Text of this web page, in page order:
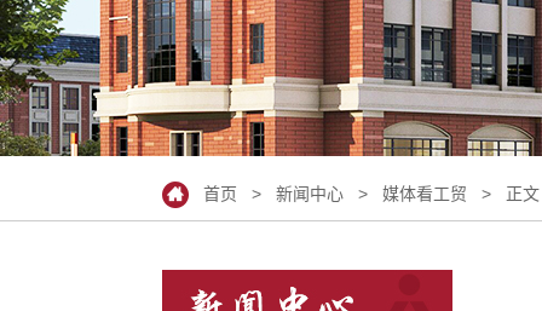
首页 >新闻中心 >媒体看工贸 > 正文